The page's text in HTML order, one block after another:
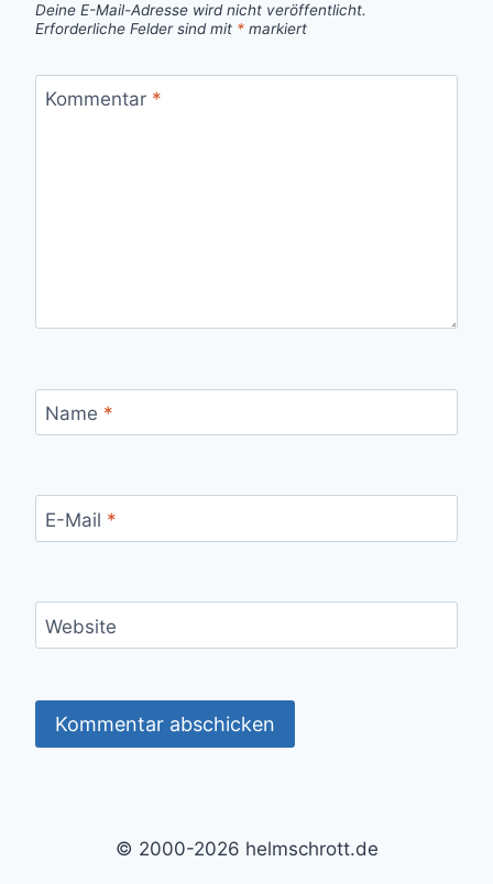
Deine E-Mail-Adresse wird nicht veröffentlicht.
Erforderliche Felder sind mit * markiert
Kommentar *
Name *
E-Mail *
Website
© 2000-2026 helmschrott.de